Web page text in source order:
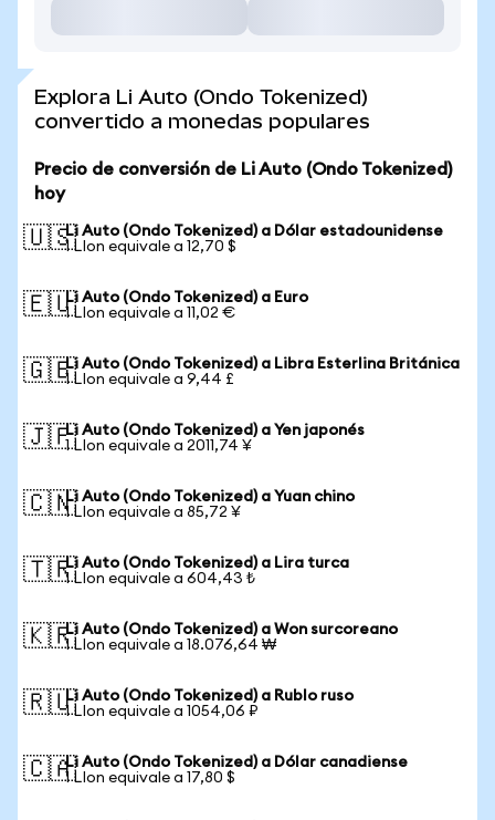
Explora Li Auto (Ondo Tokenized)
convertido a monedas populares
Precio de conversión de Li Auto (Ondo Tokenized)
hoy
🇺🇸Li Auto (Ondo Tokenized) a Dólar estadounidense
1 LIon equivale a 12,70 $
🇪🇺Li Auto (Ondo Tokenized) a Euro
1 LIon equivale a 11,02 €
🇬🇧Li Auto (Ondo Tokenized) a Libra Esterlina Británica
1 LIon equivale a 9,44 £
🇯🇵Li Auto (Ondo Tokenized) a Yen japonés
1 LIon equivale a 2011,74 ¥
🇨🇳Li Auto (Ondo Tokenized) a Yuan chino
1 LIon equivale a 85,72 ¥
🇹🇷Li Auto (Ondo Tokenized) a Lira turca
1 LIon equivale a 604,43 ₺
🇰🇷Li Auto (Ondo Tokenized) a Won surcoreano
1 LIon equivale a 18.076,64 ₩
🇷🇺Li Auto (Ondo Tokenized) a Rublo ruso
1 LIon equivale a 1054,06 ₽
🇨🇦Li Auto (Ondo Tokenized) a Dólar canadiense
1 LIon equivale a 17,80 $